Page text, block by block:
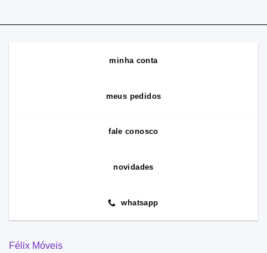
minha conta
meus pedidos
fale conosco
novidades
whatsapp
Félix Móveis